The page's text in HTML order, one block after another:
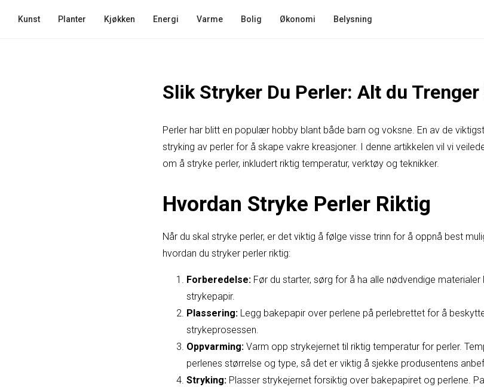
Kunst Planter Kjøkken Energi Varme Bolig Økonomi Belysning
Slik Stryker Du Perler: Alt du
Perler har blitt en populær hobby blant både barn og voksne. En av de
stryking av perler for å skape vakre kreasjoner. I denne artikkelen vil vi
om å stryke perler, inkludert riktig temperatur, verktøy og teknikker.
Hvordan Stryke Perler Riktig
Når du skal stryke perler, er det viktig å følge visse trinn for å oppnå best
hvordan du stryker perler riktig:
Forberedelse: Før du starter, sørg for å ha alle nødvendige
strykepapir.
Plassering: Legg bakepapir over perlene på perlebrettet for å
strykeprosessen.
Oppvarming: Varm opp strykejernet til riktig temperatur for perler.
perlenes størrelse og type, så det er viktig å sjekke produsentens
Stryking: Plasser strykejernet forsiktig over bakepapiret og perlene.